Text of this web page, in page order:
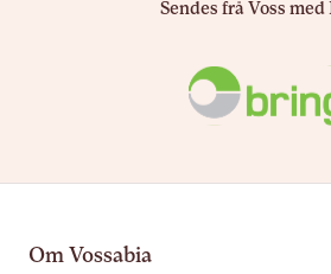
Sendes frå Voss med
Om Vossabia